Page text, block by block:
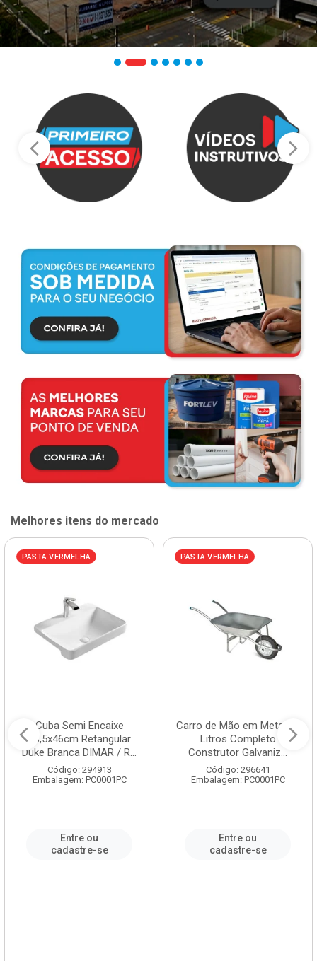
Melhores itens do mercado
PASTA VERMELHA
Cuba Semi Encaixe
58,5x46cm Retangular
Duke Branca DIMAR / R...
Código: 294913
Embalagem: PC0001PC
Entre ou
cadastre-se
PASTA VERMELHA
Carro de Mão em Metal 60
Litros Completo
Construtor Galvaniz...
Código: 296641
Embalagem: PC0001PC
Entre ou
cadastre-se